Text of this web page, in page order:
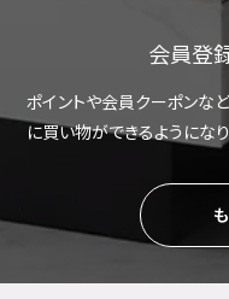
会員登
ポイントや会員クーポンな
に買い物ができるようになり